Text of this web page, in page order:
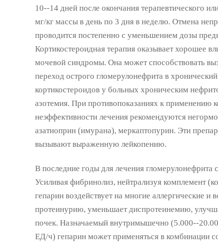
10--14 дней после окончания терапевтического
мг/кг массы в день по 3 дня в неделю. Отмена
проводится постепенно с уменьшением дозы
Кортикостероидная терапия оказывает хорошее
мочевой синдромы. Она может способствовать
переход острого гломерулонефрита в
кортикостероидов у больных хроническим
азотемия. При противопоказаниях к применению
неэффективности лечения рекомендуются
азатиоприн (имурана), меркаптопурин. Эти
вызывают выраженную лейкопению.
В последние годы для лечения гломерулонефрита
Усиливая фибринолиз, нейтрализуя комплемент
гепарин воздействует на многие аллергические и
протеинурию, уменьшает диспротеинемию,
почек. Назначаемый внутримышечно (5.000--
ЕД/ч) гепарин может применяться в комбинации